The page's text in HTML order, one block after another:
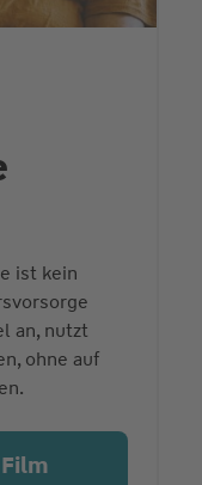
ist kein
an, nutzt
ohne auf